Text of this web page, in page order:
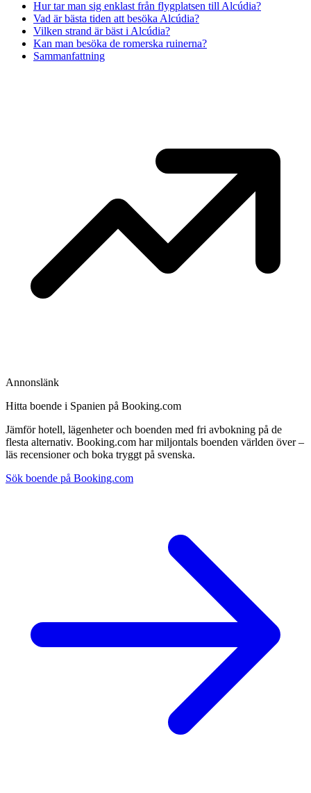
Hur tar man sig enklast från flygplatsen till Alcúdia?
Vad är bästa tiden att besöka Alcúdia?
Vilken strand är bäst i Alcúdia?
Kan man besöka de romerska ruinerna?
Sammanfattning
Annonslänk
Hitta boende i Spanien på Booking.com
Jämför hotell, lägenheter och boenden med fri avbokning på de
flesta alternativ. Booking.com har miljontals boenden världen över –
läs recensioner och boka tryggt på svenska.
Sök boende på Booking.com